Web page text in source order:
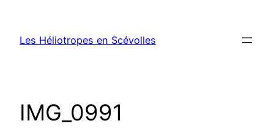
contenu
Les Héliotropes en Scévolles
IMG_0991